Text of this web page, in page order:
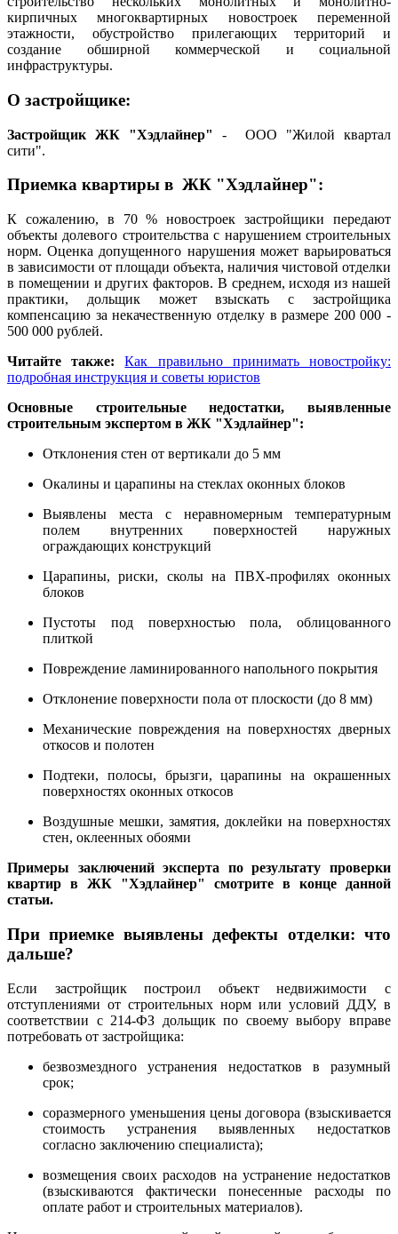
кирпичных многоквартирных новостроек переменной
этажности, обустройство прилегающих территорий и
создание обширной коммерческой и социальной
инфраструктуры.
О застройщике:
Застройщик ЖК "Хэдлайнер"- ООО "Жилой квартал
сити".
Приемка квартиры в ЖК "Хэдлайнер":
К сожалению, в 70 % новостроек застройщики передают
объекты долевого строительства с нарушением строительных
норм. Оценка допущенного нарушения может варьироваться
в зависимости от площади объекта, наличия чистовой отделки
в помещении и других факторов. В среднем, исходя из нашей
практики, дольщик может взыскать с застройщика
компенсацию за некачественную отделку в размере 200 000 -
500 000 рублей.
Читайте также:
Как правильно принимать новостройку:
подробная инструкция и советы юристов
Основные строительные недостатки, выявленные
строительным экспертом в ЖК "Хэдлайнер":
Отклонения стен от вертикали до 5 мм
Окалины и царапины на стеклах оконных блоков
Выявлены места с неравномерным температурным
полем внутренних поверхностей наружных
ограждающих конструкций
Царапины, риски, сколы на ПВХ-профилях оконных
блоков
Пустоты под поверхностью пола, облицованного
плиткой
Повреждение ламинированного напольного покрытия
Отклонение поверхности пола от плоскости (до 8 мм)
Механические повреждения на поверхностях дверных
откосов и полотен
Подтеки, полосы, брызги, царапины на окрашенных
поверхностях оконных откосов
Воздушные мешки, замятия, доклейки на поверхностях
стен, оклеенных обоями
Примеры заключений эксперта по результату проверки
квартир в ЖК "Хэдлайнер" смотрите в конце данной
статьи.
При приемке выявлены дефекты отделки: что
дальше?
Если застройщик построил объект недвижимости с
отступлениями от строительных норм или условий ДДУ, в
соответствии с 214-ФЗ дольщик по своему выбору вправе
потребовать от застройщика:
безвозмездного устранения недостатков в разумный
срок;
соразмерного уменьшения цены договора (взыскивается
стоимость устранения выявленных недостатков
согласно заключению специалиста);
возмещения своих расходов на устранение недостатков
(взыскиваются фактически понесенные расходы по
оплате работ и строительных материалов).